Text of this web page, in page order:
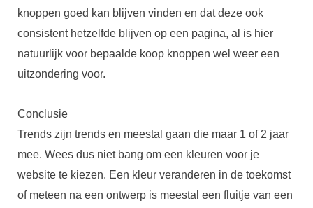
knoppen goed kan blijven vinden en dat deze ook
consistent hetzelfde blijven op een pagina, al is hier
natuurlijk voor bepaalde koop knoppen wel weer een
uitzondering voor.
Conclusie
Trends zijn trends en meestal gaan die maar 1 of 2 jaar
mee. Wees dus niet bang om een kleuren voor je
website te kiezen. Een kleur veranderen in de toekomst
of meteen na een ontwerp is meestal een fluitje van een